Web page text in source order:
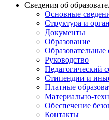
Сведения об
Основные
Структура и
Документы
Образование
Образовательные
Руководство
Педагогический
Стипендии и
Платные
Материально-
Обеспечение
Контакты